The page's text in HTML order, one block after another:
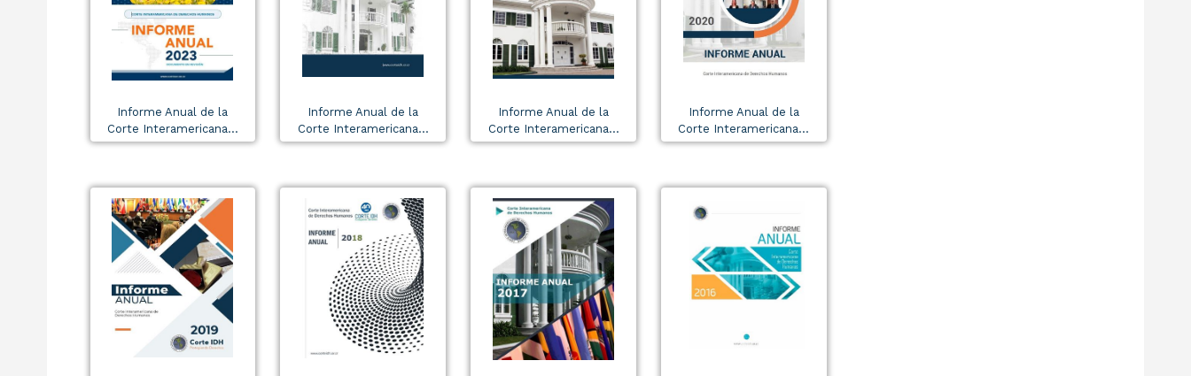
Informe Anual de la
Corte Interamericana...
Informe Anual de la
Corte Interamericana...
Informe Anual de la
Corte Interamericana...
Informe Anual de la
Corte Interamericana...